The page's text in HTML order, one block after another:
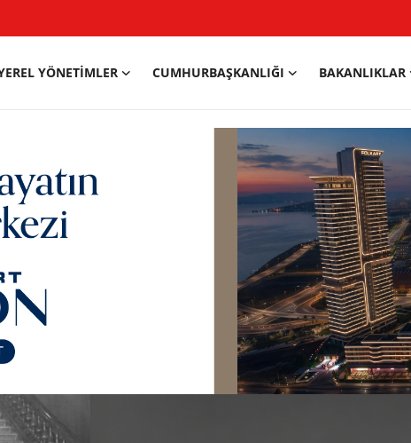
YÖNETIMLER CUMHURBAŞKANLIĞI BAKANLIKLAR